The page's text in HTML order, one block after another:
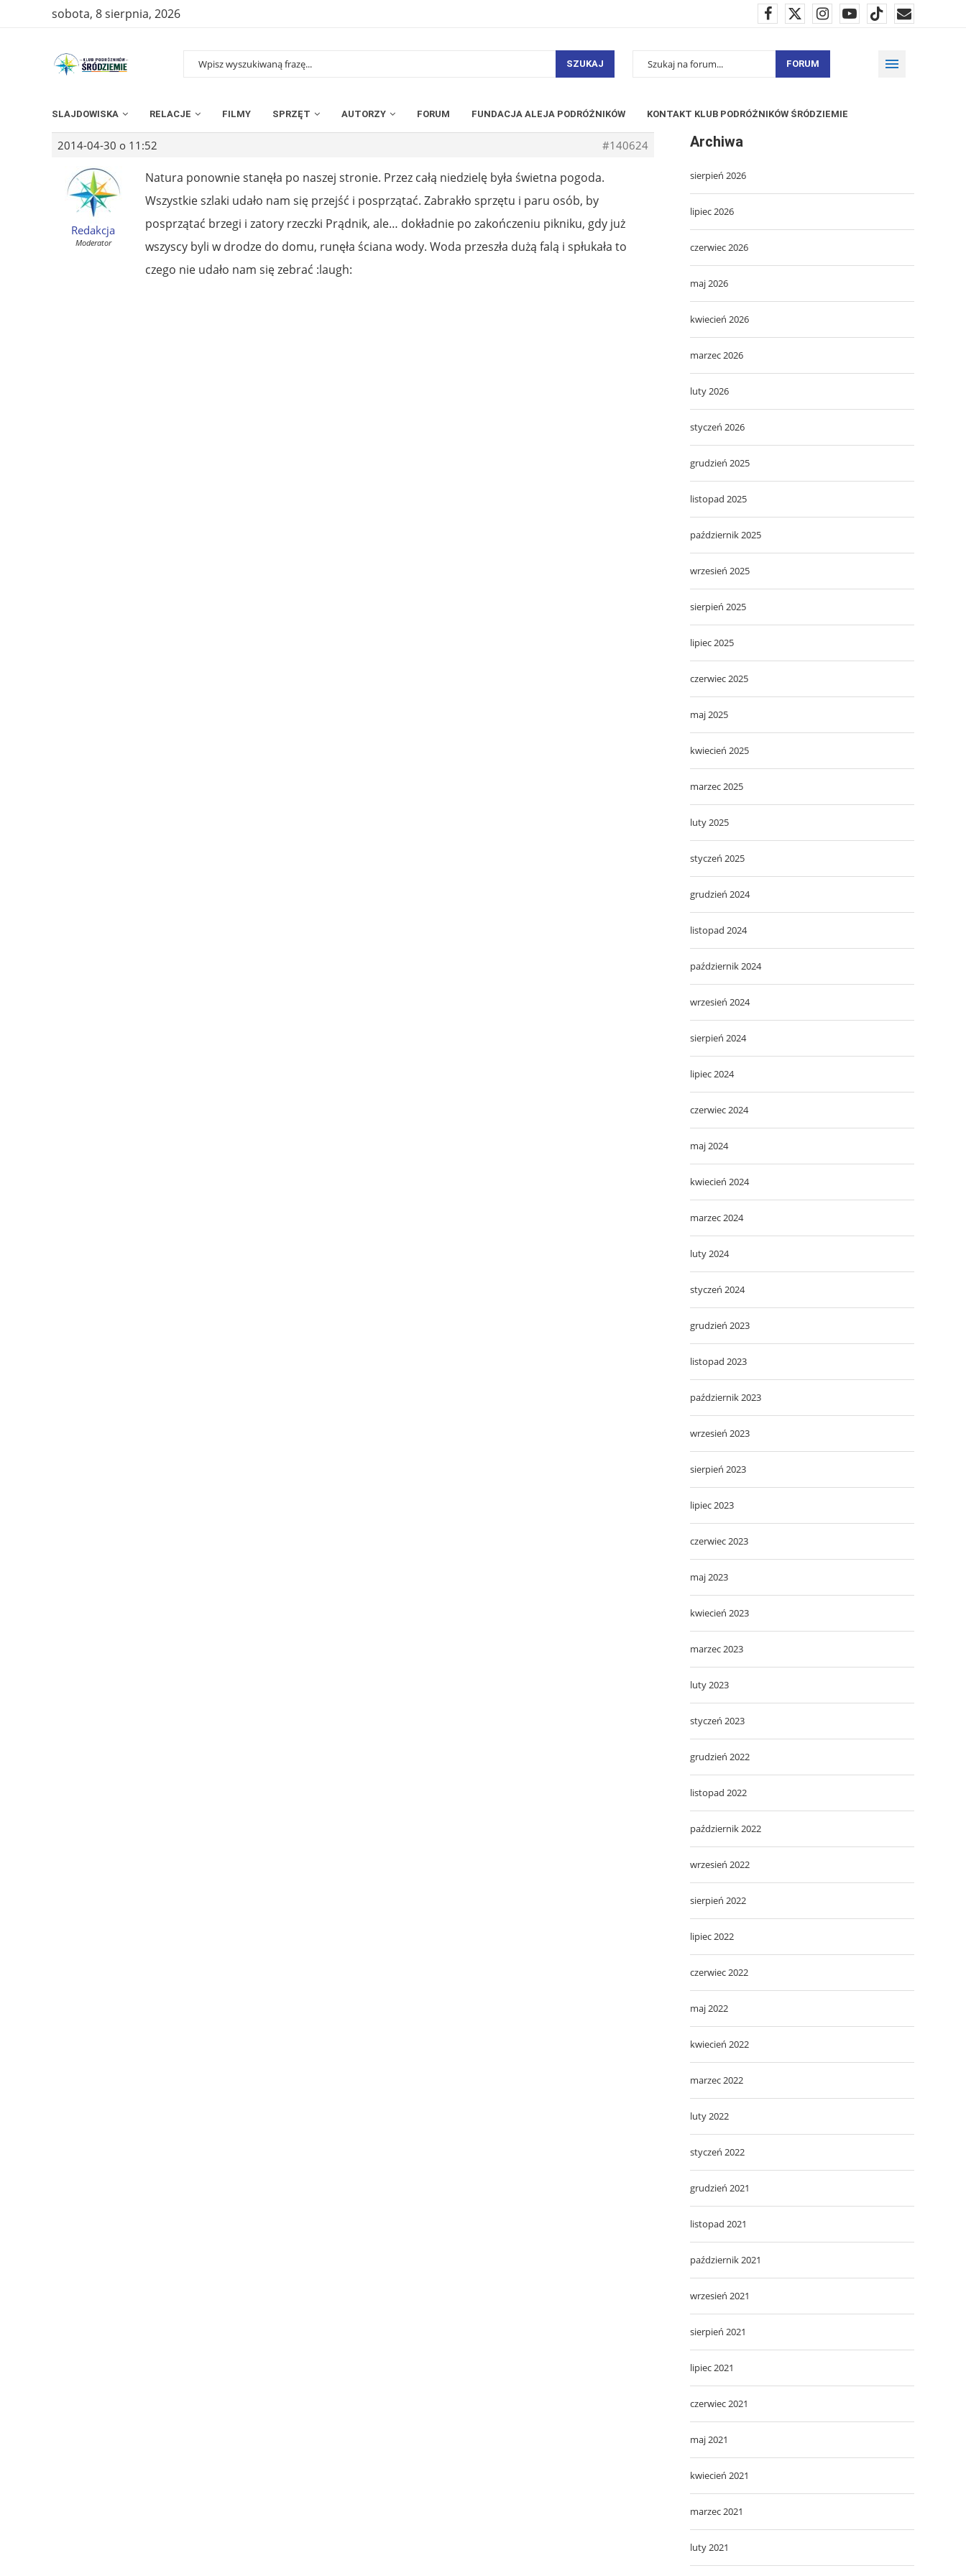
sobota, 8 sierpnia, 2026
SZUKAJ FORUM
SLAJDOWISKA RELACJE FILMY SPRZĘT AUTORZY FORUM FUNDACJA ALEJA PODRÓŻNIKÓW KONTAKT KLUB PODRÓŻNIKÓW ŚRÓDZIEMIE
2014-04-30 o 11:52 #140624
Redakcja
Moderator
Natura ponownie stanęła po naszej stronie. Przez całą niedzielę była świetna pogoda.
Wszystkie szlaki udało nam się przejść i posprzątać. Zabrakło sprzętu i paru osób, by
posprzątać brzegi i zatory rzeczki Prądnik, ale… dokładnie po zakończeniu pikniku, gdy już
wszyscy byli w drodze do domu, runęła ściana wody. Woda przeszła dużą falą i spłukała to
czego nie udało nam się zebrać :laugh:
Archiwa
sierpień 2026
lipiec 2026
czerwiec 2026
maj 2026
kwiecień 2026
marzec 2026
luty 2026
styczeń 2026
grudzień 2025
listopad 2025
październik 2025
wrzesień 2025
sierpień 2025
lipiec 2025
czerwiec 2025
maj 2025
kwiecień 2025
marzec 2025
luty 2025
styczeń 2025
grudzień 2024
listopad 2024
październik 2024
wrzesień 2024
sierpień 2024
lipiec 2024
czerwiec 2024
maj 2024
kwiecień 2024
marzec 2024
luty 2024
styczeń 2024
grudzień 2023
listopad 2023
październik 2023
wrzesień 2023
sierpień 2023
lipiec 2023
czerwiec 2023
maj 2023
kwiecień 2023
marzec 2023
luty 2023
styczeń 2023
grudzień 2022
listopad 2022
październik 2022
wrzesień 2022
sierpień 2022
lipiec 2022
czerwiec 2022
maj 2022
kwiecień 2022
marzec 2022
luty 2022
styczeń 2022
grudzień 2021
listopad 2021
październik 2021
wrzesień 2021
sierpień 2021
lipiec 2021
czerwiec 2021
maj 2021
kwiecień 2021
marzec 2021
luty 2021